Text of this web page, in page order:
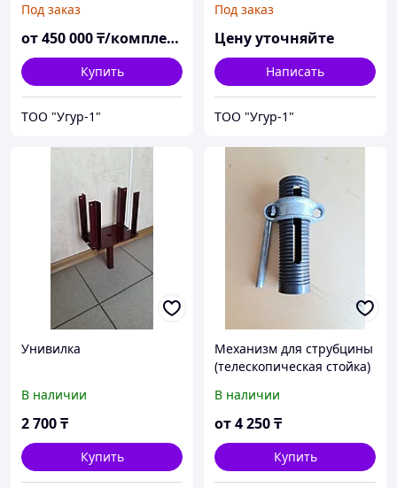
Под заказ
от450 000₸/комплект
Купить
ТОО "Угур-1"
Под заказ
Цену уточняйте
Написать
ТОО "Угур-1"
Унивилка
В наличии
2 700₸
Купить
Механизм для струбцины
(телескопическая стойка)
В наличии
от4 250₸
Купить